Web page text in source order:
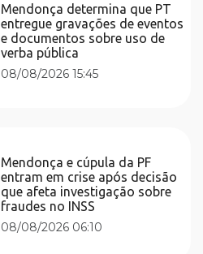
Mendonça determina que PT
entregue gravações de eventos
e documentos sobre uso de
verba pública
08/08/2026 15:45
Mendonça e cúpula da PF
entram em crise após decisão
que afeta investigação sobre
fraudes no INSS
08/08/2026 06:10